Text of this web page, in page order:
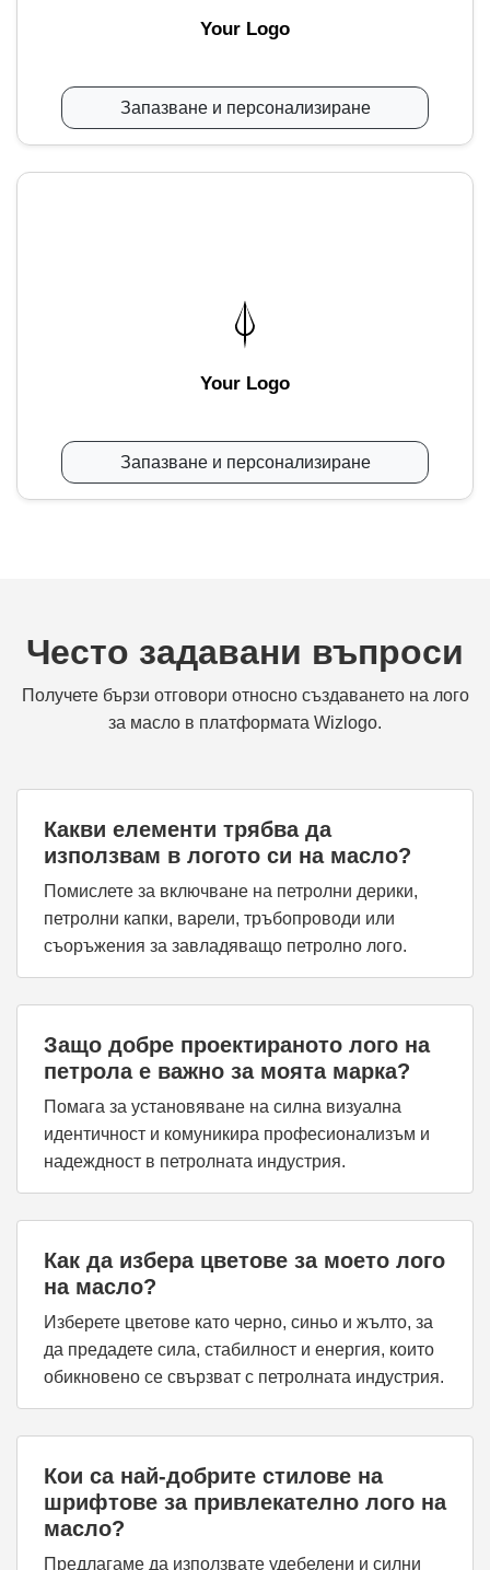
Your Logo
Запазване и персонализиране
Your Logo
Запазване и персонализиране
Често задавани въпроси
Получете бързи отговори относно създаването на лого
за масло в платформата Wizlogo.
Какви елементи трябва да
използвам в логото си на масло?
Помислете за включване на петролни дерики,
петролни капки, варели, тръбопроводи или
съоръжения за завладяващо петролно лого.
Защо добре проектираното лого на
петрола е важно за моята марка?
Помага за установяване на силна визуална
идентичност и комуникира професионализъм и
надеждност в петролната индустрия.
Как да избера цветове за моето лого
на масло?
Изберете цветове като черно, синьо и жълто, за
да предадете сила, стабилност и енергия, които
обикновено се свързват с петролната индустрия.
Кои са най-добрите стилове на
шрифтове за привлекателно лого на
масло?
Предлагаме да използвате удебелени и силни